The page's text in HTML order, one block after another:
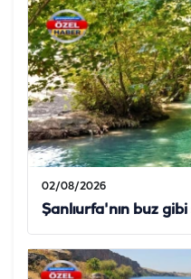
02/08/2026
Şanlıurfa'nın buz